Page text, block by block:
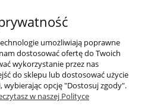
O FIRMIE
umożliwiają poprawne
dostosować ofertę do Twoich
wykorzystanie przez nas
do sklepu lub dostosować użycie
wybierając opcję "Dostosuj zgody".
w naszej Polityce